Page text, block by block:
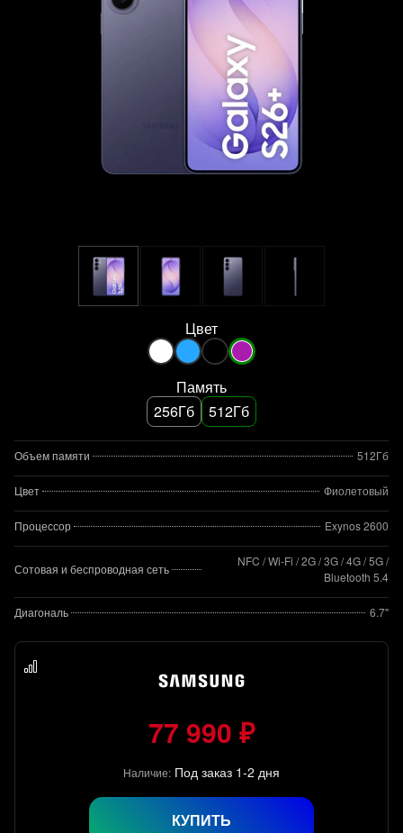
Цвет
Память
256Гб
512Гб
Объем памяти 512Гб
Цвет Фиолетовый
Процессор Exynos 2600
Сотовая и беспроводная сеть
NFC / Wi-Fi / 2G / 3G / 4G / 5G /
Bluetooth 5.4
Диагональ 6.7"
77 990 ₽
Наличие: Под заказ 1-2 дня
КУПИТЬ